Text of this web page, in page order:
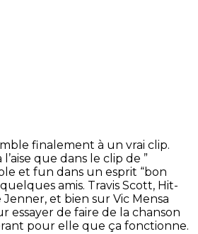
finalement à un vrai clip.
que dans le clip de ”
et fun dans un esprit “bon
amis. Travis Scott, Hit-
et bien sur Vic Mensa
essayer de faire de la chanson
pour elle que ça fonctionne.